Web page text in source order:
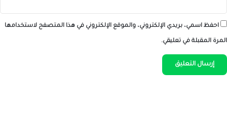
احفظ اسمي، بريدي الإلكتروني، والموقع الإلكتروني في هذا المتصفح لاستخدامها
المرة المقبلة في تعليقي.